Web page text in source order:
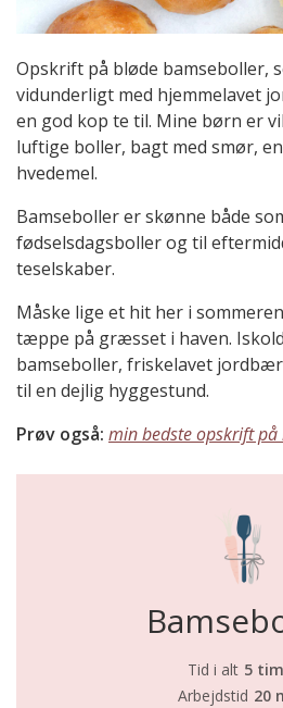
Opskrift på bløde bamseboller,
vidunderligt med hjemmelavet
en god kop te til. Mine børn er
luftige boller, bagt med smør,
hvedemel.
Bamseboller er skønne både
fødselsdagsboller og til
teselskaber.
Måske lige et hit her i
tæppe på græsset i haven.
bamseboller, friskelavet
til en dejlig hyggestund.
Prøv også: min bedste opskrift på
Tid i alt 5
Arbejdstid 20